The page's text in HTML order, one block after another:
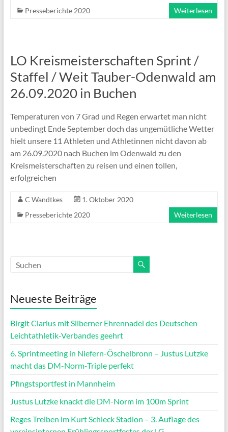
Presseberichte 2020
Weiterlesen
LO Kreismeisterschaften Sprint /
Staffel / Weit Tauber-Odenwald am
26.09.2020 in Buchen
Temperaturen von 7 Grad und Regen erwartet man nicht
unbedingt Ende September doch das ungemütliche Wetter
hielt unsere 11 Athleten und Athletinnen nicht davon ab
am 26.09.2020 nach Buchen im Odenwald zu den
Kreismeisterschaften zu reisen und einen tollen,
erfolgreichen
C Wandtkes
1. Oktober 2020
Presseberichte 2020
Weiterlesen
Neueste Beiträge
Birgit Clarius mit Silberner Ehrennadel des Deutschen
Leichtathletik-Verbandes geehrt
6. Sprintmeeting in Niefern-Öschelbronn – Justus Lutzke
macht das DM-Norm-Triple perfekt
Pfingstsportfest in Mannheim
Justus Lutzke knackt die DM-Norm im 100m Sprint
Reges Treiben im Kurt Schieck Stadion – 3. Auflage des